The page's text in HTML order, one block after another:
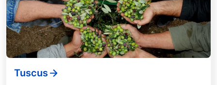
Tuscus